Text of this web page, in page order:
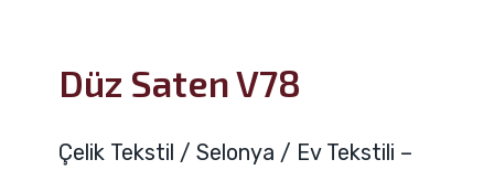
Düz Saten V78
Çelik Tekstil / Selonya / Ev Tekstili –